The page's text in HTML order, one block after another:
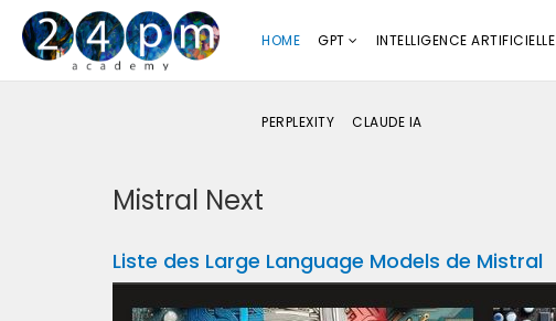
HOME GPT INTELLIGENCE ARTIFICIELLE
PERPLEXITY CLAUDE IA
Mistral Next
Liste des Large Language Models de Mistral